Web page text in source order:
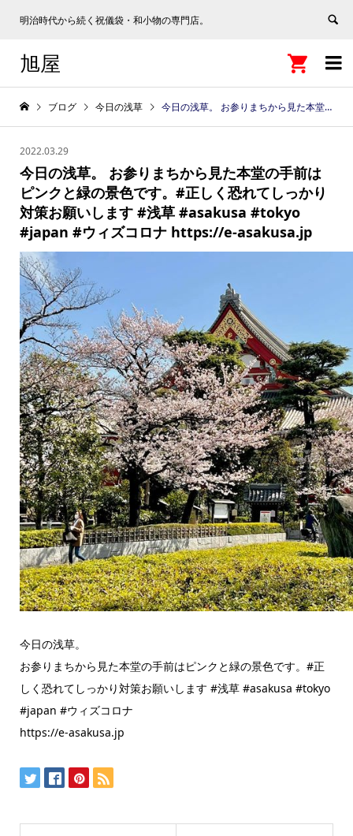
明治時代から続く祝儀袋・和小物の専門店。

旭屋 
ブログ 今日の浅草 今日の浅草。 お参りまちから見た本堂の手前はピンクと緑の景色です。#正しく恐れてしっかり対策お願いします #浅草 #asakusa #tokyo #japan #ウィズコロナ https://e-asakusa.jp
2022.03.29
今日の浅草。 お参りまちから見た本堂の手前は
ピンクと緑の景色です。#正しく恐れてしっかり
対策お願いします #浅草 #asakusa #tokyo
#japan #ウィズコロナ https://e-asakusa.jp
今日の浅草。
お参りまちから見た本堂の手前はピンクと緑の景色です。#正
しく恐れてしっかり対策お願いします #浅草 #asakusa #tokyo
#japan #ウィズコロナ
https://e-asakusa.jp